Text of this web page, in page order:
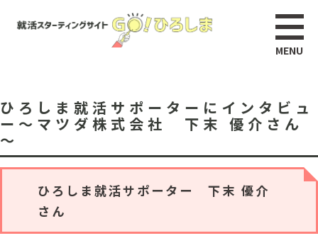
ひろしま就活サポーターにインタビュ
ー～マツダ株式会社 下末 優介さん
～
ひろしま就活サポーター 下末 優介
さん